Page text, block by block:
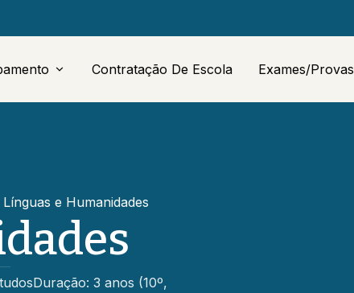
Administrativos
Contratação De Escola Exames/Provas
e Humanidades
3 anos (10º,